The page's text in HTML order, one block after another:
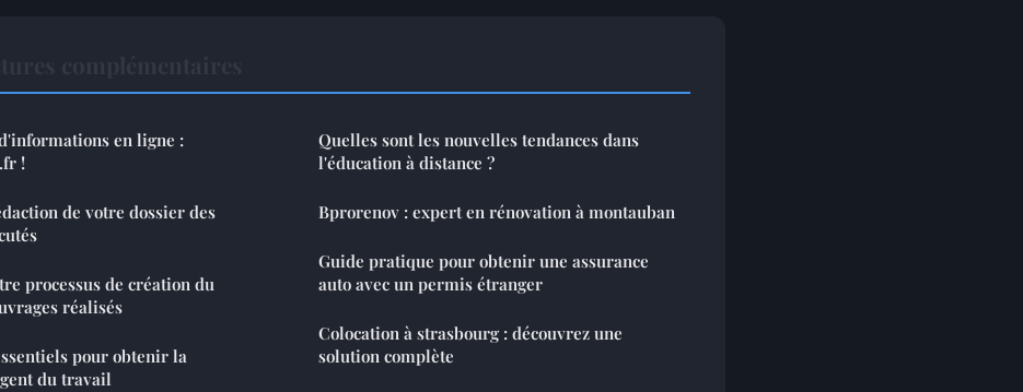
en ligne :
!
de votre dossier des
processus de création du
réalisés
pour obtenir la
du travail
Quelles sont les nouvelles tendances dans
l'éducation à distance ?
Bprorenov : expert en rénovation à montauban
Guide pratique pour obtenir une assurance
auto avec un permis étranger
Colocation à strasbourg : découvrez une
solution complète